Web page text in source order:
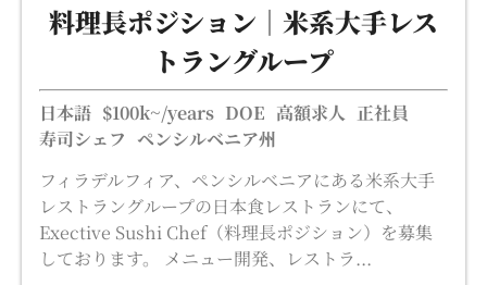
料理長ポジション｜米系大手レス
トラングループ
日本語 $100k~/years DOE 高額求人 正社員
寿司シェフ ペンシルベニア州
フィラデルフィア、ペンシルベニアにある米系大手
レストラングループの日本食レストランにて、
Exective Sushi Chef（料理長ポジション）を募集
しております。 メニュー開発、レストラ...